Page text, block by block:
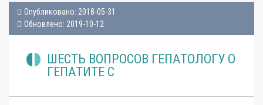
Опубликовано: 2018-05-31
Обновлено: 2019-10-12
ШЕСТЬ ВОПРОСОВ ГЕПАТОЛОГУ О
ГЕПАТИТЕ С